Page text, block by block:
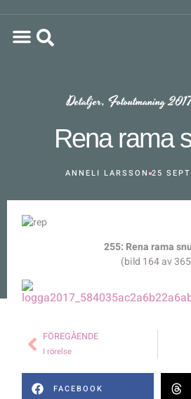
Detaljer, Fotoutmaning
Rena rama
ANNELI LARSSON 25
255: Rena rama
(bild 164 av
FÖREGÅENDE
I rörelse
FACEBOOK